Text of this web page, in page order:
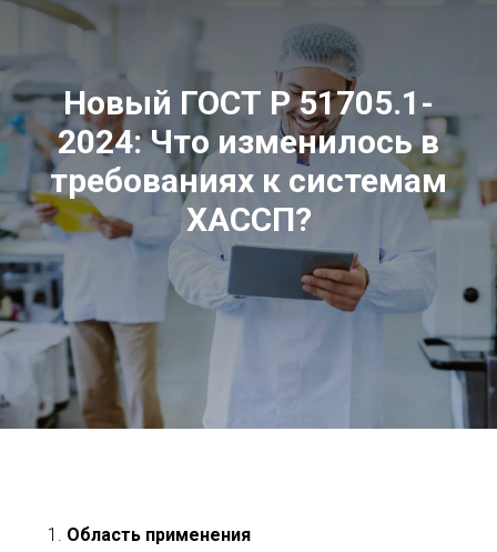
Новый ГОСТ Р 51705.1-
2024: Что изменилось в
требованиях к системам
ХАССП?
Область применения